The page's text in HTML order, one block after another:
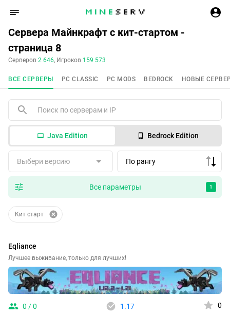
Сервера Майнкрафт с кит-стартом -
страница 8
Серверов 2 646, Игроков 159 573
ВСЕ СЕРВЕРЫ PC CLASSIC PC MODS BEDROCK НОВЫЕ
Java Edition Bedrock Edition
Выбери версию По рангу
Все параметры 1
Кит старт
Eqliance
Лучшее выживание, только для лучших!
0 / 0 1.17 0